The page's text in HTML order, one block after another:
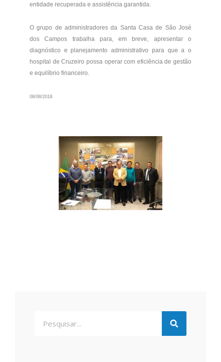
entidade recuperada e assistência garantida.
O grupo de administradores da Santa Casa de São José
dos Campos trabalha para, em breve, apresentar o
diagnóstico e planejamento administrativo para que a o
hospital de Cruzeiro possa operar com eficiência de gestão
e equilíbrio financeiro.
08/08/2018